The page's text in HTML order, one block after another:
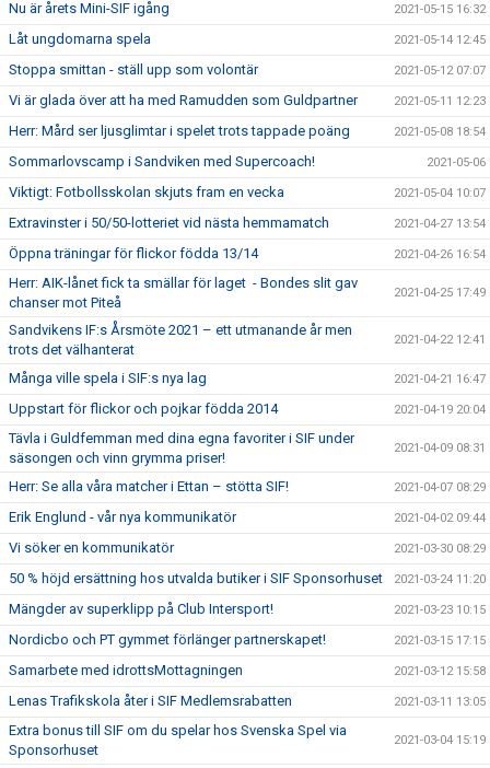
Nu är årets Mini-SIF igång 2021-05-15 16:32
Låt ungdomarna spela 2021-05-14 12:45
Stoppa smittan - ställ upp som volontär 2021-05-12 07:07
Vi är glada över att ha med Ramudden som Guldpartner 2021-05-11 12:23
Herr: Mård ser ljusglimtar i spelet trots tappade poäng 2021-05-08 18:54
Sommarlovscamp i Sandviken med Supercoach! 2021-05-06
Viktigt: Fotbollsskolan skjuts fram en vecka 2021-05-04 10:07
Extravinster i 50/50-lotteriet vid nästa hemmamatch 2021-04-27 13:54
Öppna träningar för flickor födda 13/14 2021-04-26 16:54
Herr: AIK-lånet fick ta smällar för laget - Bondes slit gav
chanser mot Piteå
2021-04-25 17:49
Sandvikens IF:s Årsmöte 2021 – ett utmanande år men
trots det välhanterat
2021-04-22 12:41
Många ville spela i SIF:s nya lag 2021-04-21 16:47
Uppstart för flickor och pojkar födda 2014 2021-04-19 20:04
Tävla i Guldfemman med dina egna favoriter i SIF under
säsongen och vinn grymma priser!
2021-04-09 08:31
Herr: Se alla våra matcher i Ettan – stötta SIF! 2021-04-07 08:29
Erik Englund - vår nya kommunikatör 2021-04-02 09:44
Vi söker en kommunikatör 2021-03-30 08:29
50 % höjd ersättning hos utvalda butiker i SIF Sponsorhuset 2021-03-24 11:20
Mängder av superklipp på Club Intersport! 2021-03-23 10:15
Nordicbo och PT gymmet förlänger partnerskapet! 2021-03-15 17:15
Samarbete med idrottsMottagningen 2021-03-12 15:58
Lenas Trafikskola åter i SIF Medlemsrabatten 2021-03-11 13:05
Extra bonus till SIF om du spelar hos Svenska Spel via
Sponsorhuset
2021-03-04 15:19